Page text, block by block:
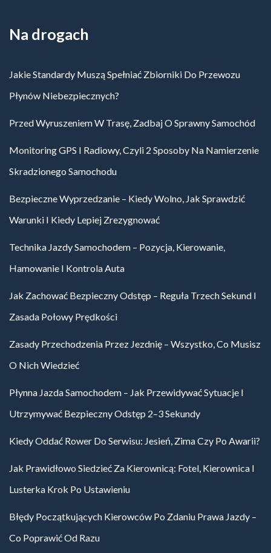
Na drogach
Jakie Standardy Muszą Spełniać Zbiorniki Do Przewozu
Płynów Niebezpiecznych?
Przed Wyruszeniem W Trasę, Zadbaj O Sprawny Samochód
Monitoring GPS I Radiowy, Czyli 2 Sposoby Na Namierzenie
Skradzionego Samochodu
Bezpieczne Wyprzedzanie – Kiedy Wolno, Jak Sprawdzić
Warunki I Kiedy Lepiej Zrezygnować
Technika Jazdy Samochodem – Pozycja, Kierowanie,
Hamowanie I Kontrola Auta
Jak Zachować Bezpieczny Odstęp – Reguła Trzech Sekund I
Zasada Połowy Prędkości
Zasady Przechodzenia Przez Jezdnię – Wszystko, Co Musisz
O Nich Wiedzieć
Płynna Jazda Samochodem – Jak Przewidywać Sytuacje I
Utrzymywać Bezpieczny Odstęp 2–3 Sekundy
Kiedy Oddać Rower Do Serwisu: Jesień, Zima Czy Po Awarii?
Jak Prawidłowo Siedzieć Za Kierownicą: Fotel, Kierownica I
Lusterka Krok Po Ustawieniu
Błędy Początkujących Kierowców Po Zdaniu Prawa Jazdy –
Co Poprawić Od Razu